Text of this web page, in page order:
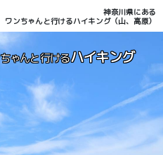
神奈川県にある
ワンちゃんと行けるハイキング（山、高原）
ゃんと行けるハイキング